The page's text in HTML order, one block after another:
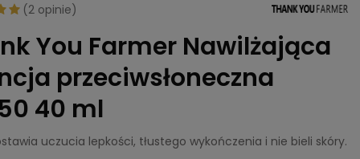
(2 opinie)
You Farmer Nawilżająca
przeciwsłoneczna
40 ml
uczucia lepkości, tłustego wykończenia i nie bieli skóry.